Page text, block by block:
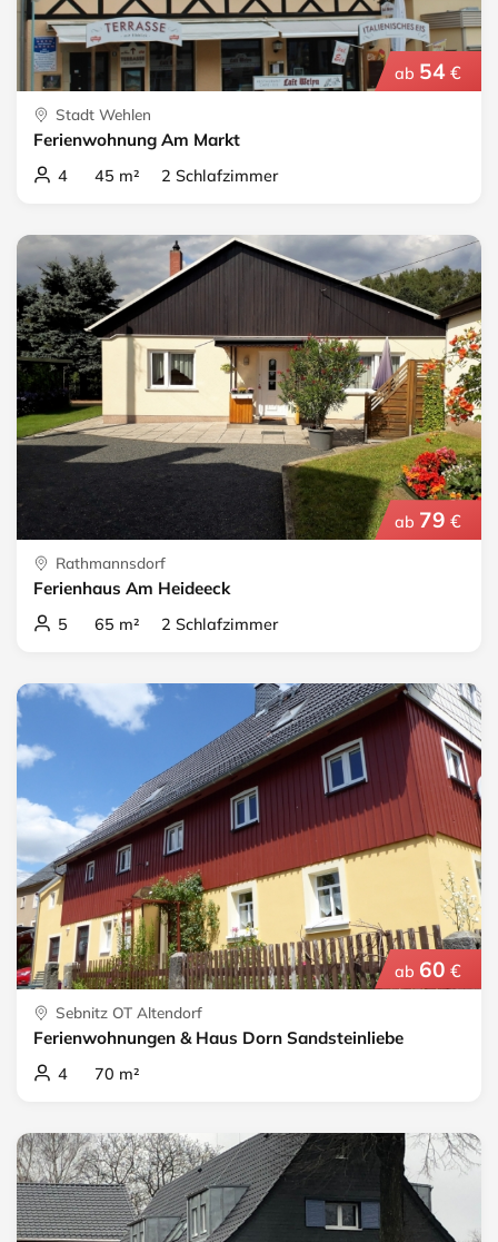
ab 54 €
Stadt Wehlen
Ferienwohnung Am Markt
4 45 m² 2 Schlafzimmer
ab 79 €
Rathmannsdorf
Ferienhaus Am Heideeck
5 65 m² 2 Schlafzimmer
ab 60 €
Sebnitz OT Altendorf
Ferienwohnungen & Haus Dorn Sandsteinliebe
4 70 m²